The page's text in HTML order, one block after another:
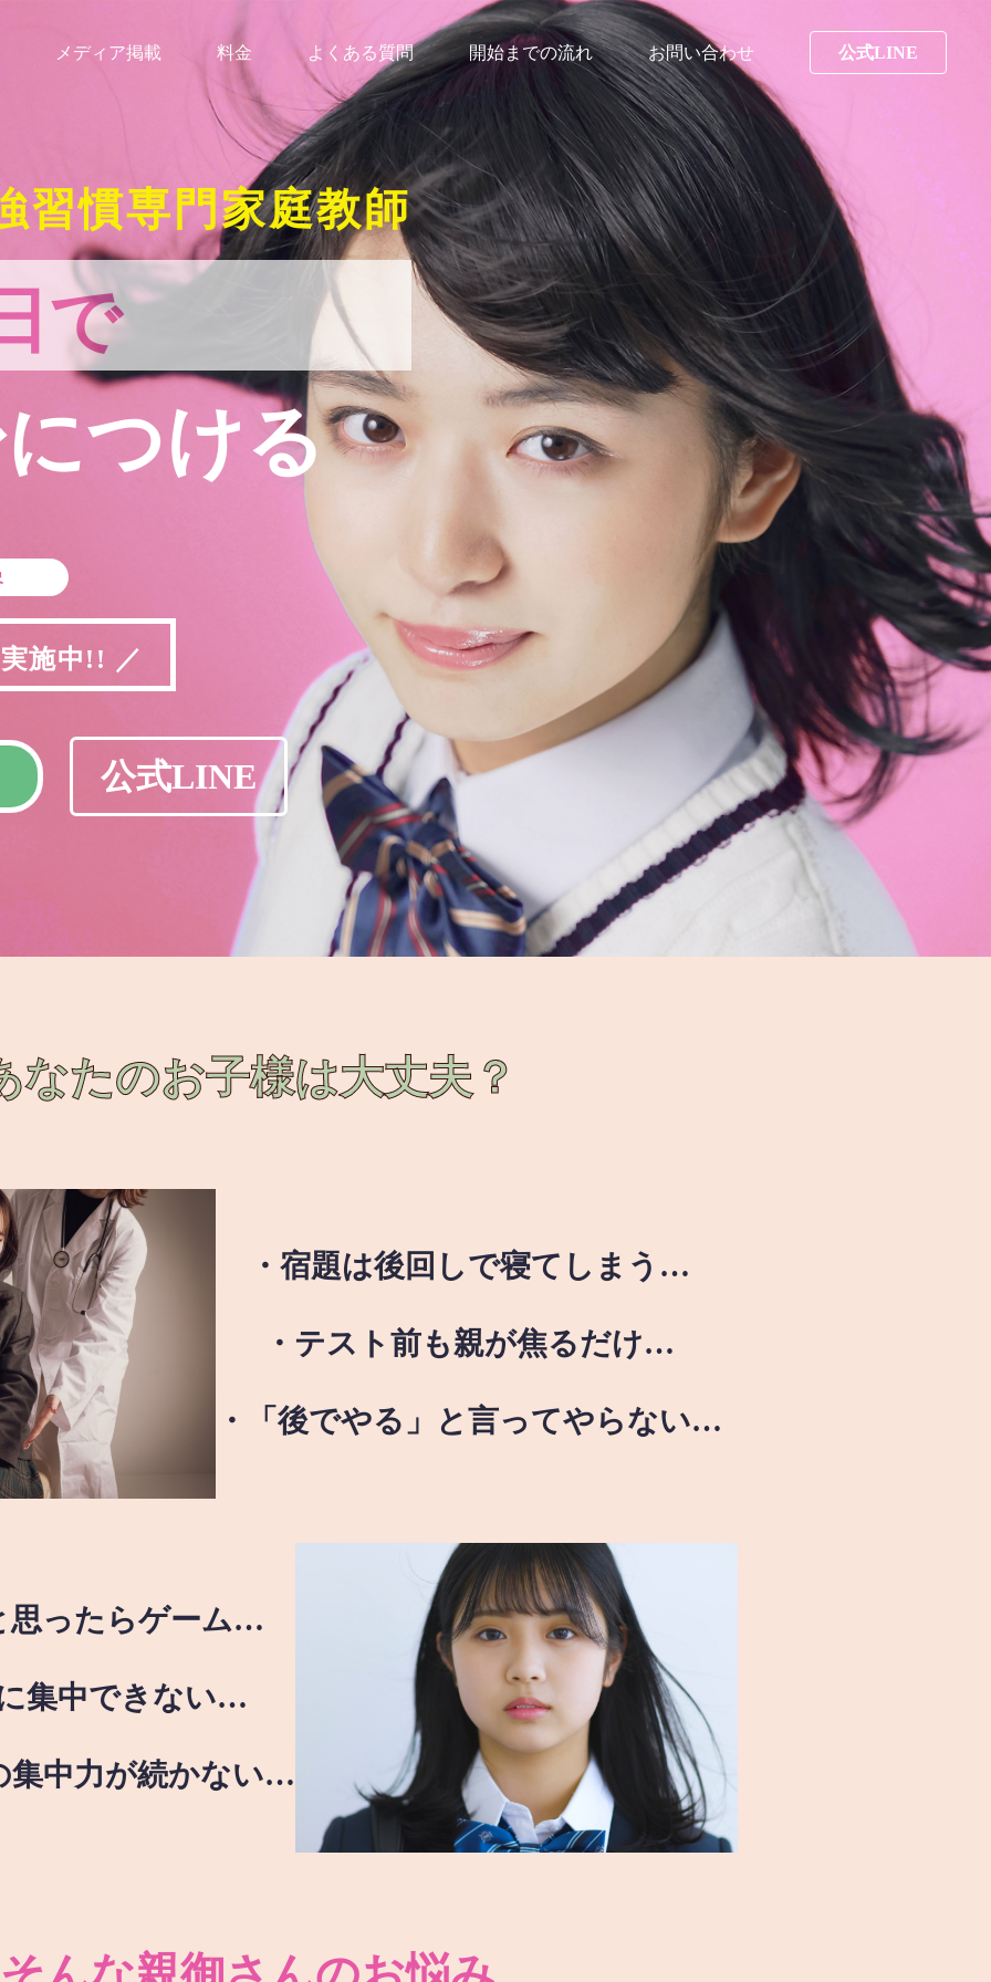
メディア掲載 料金 よくある質問 開始までの流れ お問い合わせ 公式LINE
習慣専門家庭教師
で
つける
施中!! ／
公式LINE
なたのお子様は大丈夫？
・宿題は後回しで寝てしまう…
・テスト前も親が焦るだけ…
・「後でやる」と言ってやらない…
思ったらゲーム…
集中できない…
集中力が続かない…